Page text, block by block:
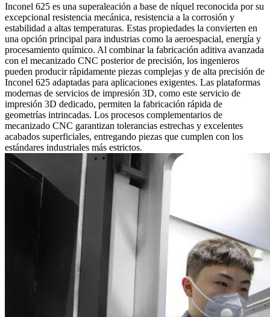
Inconel 625 es una superaleación a base de níquel reconocida por su
excepcional resistencia mecánica, resistencia a la corrosión y
estabilidad a altas temperaturas. Estas propiedades la convierten en
una opción principal para industrias como la aeroespacial, energía y
procesamiento químico. Al combinar la fabricación aditiva avanzada
con el mecanizado CNC posterior de precisión, los ingenieros
pueden producir rápidamente piezas complejas y de alta precisión de
Inconel 625 adaptadas para aplicaciones exigentes. Las plataformas
modernas de servicios de impresión 3D, como este servicio de
impresión 3D dedicado, permiten la fabricación rápida de
geometrías intrincadas. Los procesos complementarios de
mecanizado CNC garantizan tolerancias estrechas y excelentes
acabados superficiales, entregando piezas que cumplen con los
estándares industriales más estrictos.